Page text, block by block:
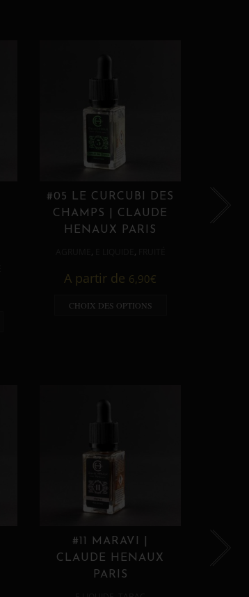
#05 LE CURCUBI DES
CHAMPS | CLAUDE
HENAUX PARIS
, ,
A partir de 6,90€
CHOIX DES OPTIONS
#11 MARAVI |
CLAUDE HENAUX
PARIS